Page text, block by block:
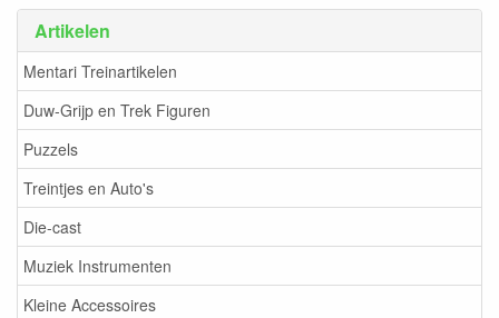
Artikelen
Mentari Treinartikelen
Duw-Grijp en Trek Figuren
Puzzels
Treintjes en Auto's
Die-cast
Muziek Instrumenten
Kleine Accessoires